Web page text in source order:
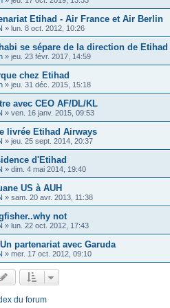
Etihad - Air France et Air Berlin
» lun. 8 oct. 2012, 10:26
se sépare de la direction de Etihad
» jeu. 23 févr. 2017, 14:59
chez Etihad
» jeu. 31 déc. 2015, 15:18
avec CEO AF/DL/KL
» ven. 16 janv. 2015, 09:53
livrée Etihad Airways
» jeu. 25 sept. 2014, 20:37
d'Etihad
» dim. 4 mai 2014, 19:40
US à AUH
» sam. 20 avr. 2013, 11:38
not
» lun. 22 oct. 2012, 17:43
partenariat avec Garuda
» mer. 17 oct. 2012, 09:10
du forum